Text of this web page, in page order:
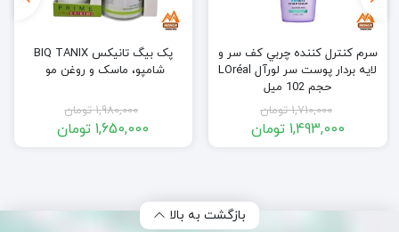
سرم كنترل كننده چربي كف سر و
لایه بردار پوست سر لورآل LOréal
حجم 102 میل
1,710,000 تومان
1,493,000 تومان
پک بیگ تانیکس BIQ TANIX
شامپو، ماسک و روغن مو
1,980,000 تومان
1,650,000 تومان
بازگشت به بالا